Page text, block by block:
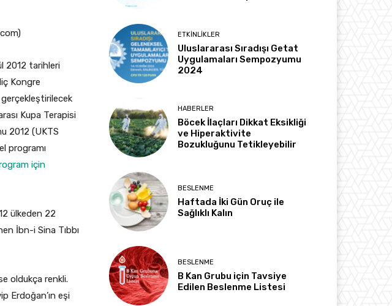
2012 tarihleri
Kongre
gerçekleştirilecek
Kupa Terapisi
2012 (UKTS
programı
için
ülkeden 22
İbn-i Sina Tıbbı
oldukça renkli.
Erdoğan’ın eşi
ETKINLIKLER
Uluslararası Sıradışı Getat
Uygulamaları Sempozyumu
2024
HABERLER
Böcek İlaçları Dikkat Eksikliği
ve Hiperaktivite
Bozukluğunu Tetikleyebilir
BESLENME
Haftada İki Gün Oruç ile
Sağlıklı Kalın
BESLENME
B Kan Grubu için Tavsiye
Edilen Beslenme Listesi